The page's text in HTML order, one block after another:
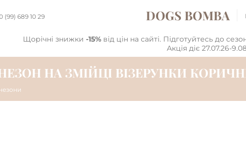
(99) 689 10 29 DOGS BOMBA
Щорічні знижки -15%від цін на сайті. Підготуйтесь до
Акція діє 27.07.26-
НА ЗМІЙЦІ ВІЗЕРУНКИ